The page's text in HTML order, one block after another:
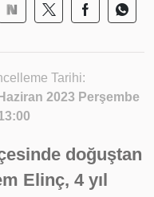
Tarihi:
2023 Perşembe
doğuştan
Elinç, 4 yıl